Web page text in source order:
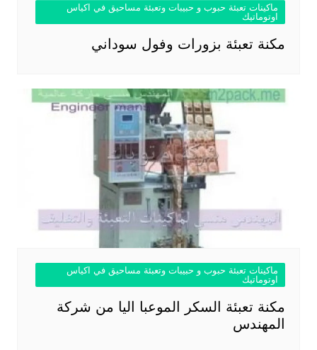
ماكينات تعبئة حبوب و حبيبات وتعبئة مساحيق في اكياس
اوتوماتيك
مكنة تعبئة بزورات وفول سوداني
ماكينات تعبئة حبوب و حبيبات وتعبئة مساحيق في اكياس
اوتوماتيك
مكنة تعبئة السكر الموعبا اليا من شركة
المهندس